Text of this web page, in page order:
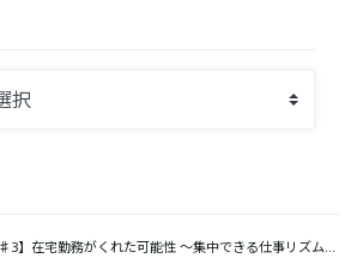
在宅勤務がくれた可能性 〜集中できる仕事リズムの整え方〜